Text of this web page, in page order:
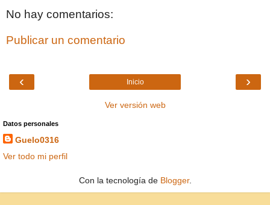
No hay comentarios:
Publicar un comentario
‹ ›
Inicio
Ver versión web
Datos personales
Guelo0316
Ver todo mi perfil
Con la tecnología de Blogger.